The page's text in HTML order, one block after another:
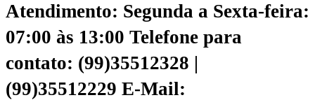
Atendimento: Segunda a Sexta-feira:
07:00 às 13:00 Telefone para
contato: (99)35512328 |
(99)35512229 E-Mail: